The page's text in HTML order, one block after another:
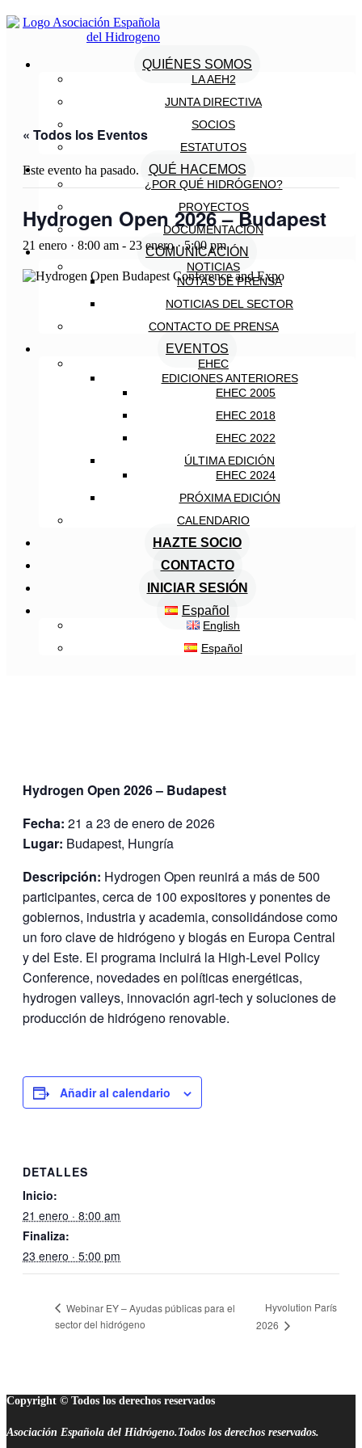
QUIÉNES SOMOS
LA AEH2
JUNTA DIRECTIVA
SOCIOS
ESTATUTOS
QUÉ HACEMOS
¿POR QUÉ HIDRÓGENO?
PROYECTOS
DOCUMENTACIÓN
COMUNICACIÓN
NOTICIAS
NOTAS DE PRENSA
NOTICIAS DEL SECTOR
CONTACTO DE PRENSA
EVENTOS
EHEC
EDICIONES ANTERIORES
EHEC 2005
EHEC 2018
EHEC 2022
ÚLTIMA EDICIÓN
EHEC 2024
PRÓXIMA EDICIÓN
CALENDARIO
HAZTE SOCIO
CONTACTO
INICIAR SESIÓN
Español
English
Español
« Todos los Eventos
Este evento ha pasado.
Hydrogen Open 2026 – Budapest
21 enero · 8:00 am - 23 enero · 5:00 pm
Hydrogen Open 2026 – Budapest
Fecha: 21 a 23 de enero de 2026
Lugar: Budapest, Hungría
Descripción: Hydrogen Open reunirá a más de 500
participantes, cerca de 100 expositores y ponentes de
gobiernos, industria y academia, consolidándose como
un foro clave de hidrógeno y biogás en Europa Central
y del Este. El programa incluirá la High-Level Policy
Conference, novedades en políticas energéticas,
hydrogen valleys, innovación agri-tech y soluciones de
producción de hidrógeno renovable.
Añadir al calendario
DETALLES
Inicio:
21 enero · 8:00 am
Finaliza:
23 enero · 5:00 pm
Webinar EY – Ayudas públicas para el
sector del hidrógeno
Hyvolution París
2026
Copyright © Todos los derechos reservados
Asociación Española del Hidrógeno.Todos los derechos reservados.